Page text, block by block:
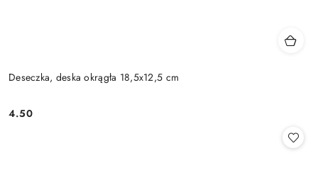
Deseczka, deska okrągła 18,5x12,5 cm
Cena:
4.50